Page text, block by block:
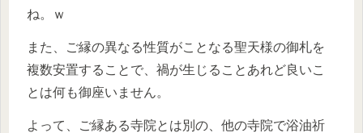
ね。ｗ
また、ご縁の異なる性質がことなる聖天様の御札を
複数安置することで、禍が生じることあれど良いこ
とは何も御座いません。
よって、ご縁ある寺院とは別の、他の寺院で浴油祈